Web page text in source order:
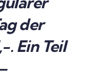
der
. Ein Teil